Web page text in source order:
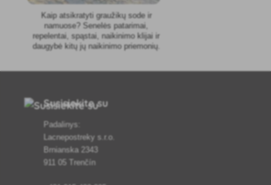
Kaip atsikratyti graužikų sode ir
namuose? Senelės patarimai,
repelentai, spąstai, naikinimo klijai ir
daugybė kitų jų naikinimo priemonių.
Susisiekite su
Padalinys:
Lacnepostreky s.r.o.
Brnianska 2343
911 05 Trenčín